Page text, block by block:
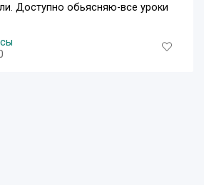
Доступно обьясняю-все уроки